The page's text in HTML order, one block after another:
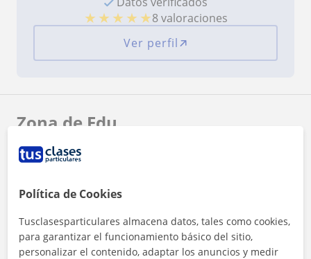
★ ★ ★ ★ ★8 valoraciones
Ver perfil
Zona de Edu
Localidades a las que se desplaza para dar clase
+ −
Política de Cookies
Tusclasesparticulares almacena datos, tales como cookies,
para garantizar el funcionamiento básico del sitio,
personalizar el contenido, adaptar los anuncios y medir